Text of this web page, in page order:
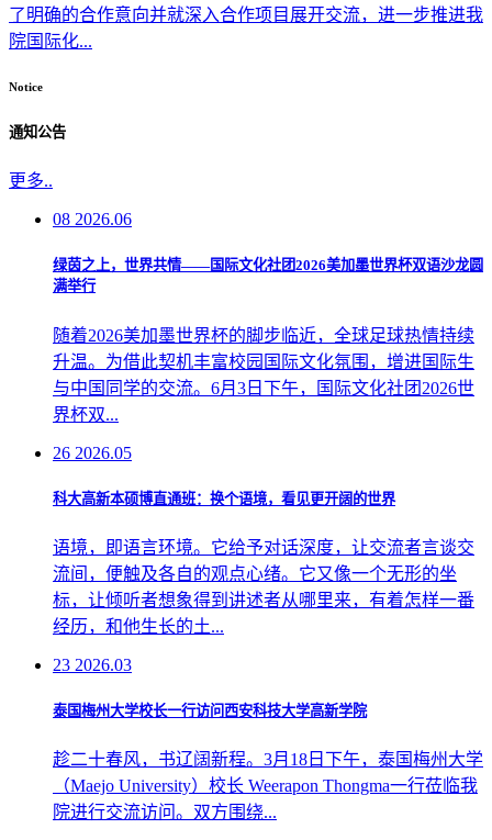
了明确的合作意向并就深入合作项目展开交流，进一步推进我
院国际化...
Notice
通知公告
更多..
08 2026.06
绿茵之上，世界共情——国际文化社团2026美加墨世界杯双语沙龙圆
满举行
随着2026美加墨世界杯的脚步临近，全球足球热情持续
升温。为借此契机丰富校园国际文化氛围，增进国际生
与中国同学的交流。6月3日下午，国际文化社团2026世
界杯双...
26 2026.05
科大高新本硕博直通班：换个语境，看见更开阔的世界
语境，即语言环境。它给予对话深度，让交流者言谈交
流间，便触及各自的观点心绪。它又像一个无形的坐
标，让倾听者想象得到讲述者从哪里来，有着怎样一番
经历，和他生长的土...
23 2026.03
泰国梅州大学校长一行访问西安科技大学高新学院
趁二十春风，书辽阔新程。3月18日下午，泰国梅州大学
（Maejo University）校长 Weerapon Thongma一行莅临我
院进行交流访问。双方围绕...